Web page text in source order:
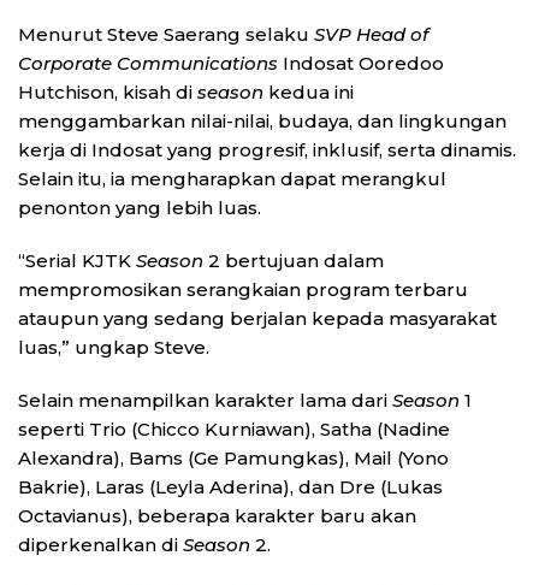
Menurut Steve Saerang selaku SVP Head of
Corporate Communications Indosat Ooredoo
Hutchison, kisah di season kedua ini
menggambarkan nilai-nilai, budaya, dan lingkungan
kerja di Indosat yang progresif, inklusif, serta dinamis.
Selain itu, ia mengharapkan dapat merangkul
penonton yang lebih luas.
“Serial KJTK Season 2 bertujuan dalam
mempromosikan serangkaian program terbaru
ataupun yang sedang berjalan kepada masyarakat
luas,” ungkap Steve.
Selain menampilkan karakter lama dari Season 1
seperti Trio (Chicco Kurniawan), Satha (Nadine
Alexandra), Bams (Ge Pamungkas), Mail (Yono
Bakrie), Laras (Leyla Aderina), dan Dre (Lukas
Octavianus), beberapa karakter baru akan
diperkenalkan di Season 2.